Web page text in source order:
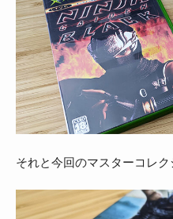
それと今回のマスターコレ